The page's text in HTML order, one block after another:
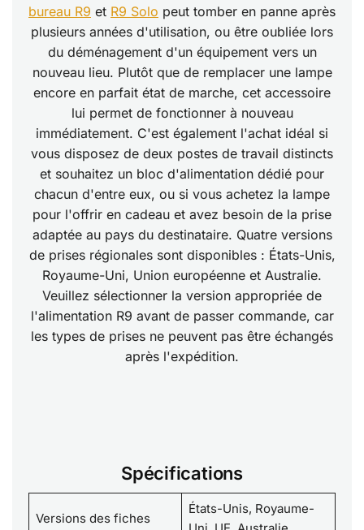
bureau R9 et R9 Solo peut tomber en panne après
plusieurs années d'utilisation, ou être oubliée lors
du déménagement d'un équipement vers un
nouveau lieu. Plutôt que de remplacer une lampe
encore en parfait état de marche, cet accessoire
lui permet de fonctionner à nouveau
immédiatement. C'est également l'achat idéal si
vous disposez de deux postes de travail distincts
et souhaitez un bloc d'alimentation dédié pour
chacun d'entre eux, ou si vous achetez la lampe
pour l'offrir en cadeau et avez besoin de la prise
adaptée au pays du destinataire. Quatre versions
de prises régionales sont disponibles : États-Unis,
Royaume-Uni, Union européenne et Australie.
Veuillez sélectionner la version appropriée de
l'alimentation R9 avant de passer commande, car
les types de prises ne peuvent pas être échangés
après l'expédition.
Spécifications
Versions des fiches
États-Unis, Royaume-